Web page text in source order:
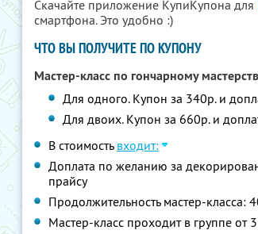
Скачайте приложение КупиКупона для
смартфона. Это удобно :)
ЧТО ВЫ ПОЛУЧИТЕ ПО КУПОНУ
Мастер-класс по гончарному
Для одного. Купон за 340р. и
Для двоих. Купон за 660р. и
В стоимость входит:
Доплата по желанию за
прайсу
Продолжительность мастер-класса:
Мастер-класс проходит в группе от